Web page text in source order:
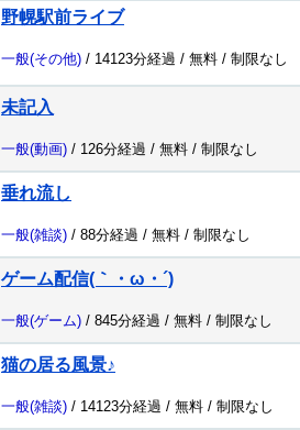
野幌駅前ライブ
一般(その他) / 14123分経過 / 無料 / 制限なし
未記入
一般(動画) / 126分経過 / 無料 / 制限なし
垂れ流し
一般(雑談) / 88分経過 / 無料 / 制限なし
ゲーム配信(｀・ω・´)
一般(ゲーム) / 845分経過 / 無料 / 制限なし
猫の居る風景♪
一般(雑談) / 14123分経過 / 無料 / 制限なし